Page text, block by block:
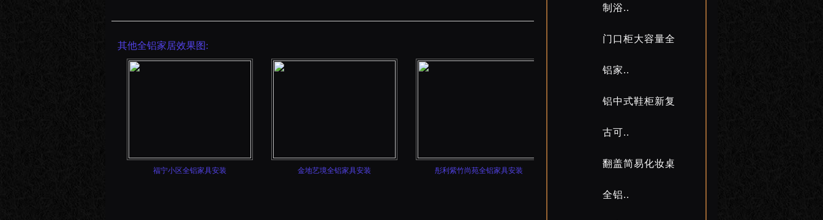
其他全铝家居效果图:
福宁小区全铝家具安装 金地艺境全铝家具安装 彤利紫竹尚苑全铝家具安装 沈阳恒大城全铝家具安装
制浴..
门口柜大容量全
铝家..
铝中式鞋柜新复
古可..
翻盖简易化妆桌
全铝..